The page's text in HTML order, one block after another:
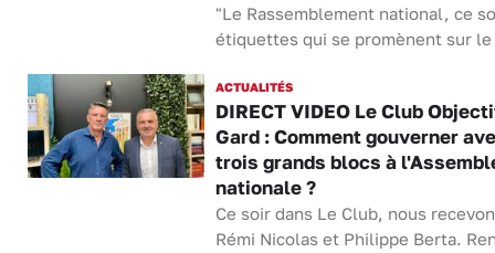
"Le Rassemblement national, ce
étiquettes qui se promènent sur
ACTUALITÉS
DIRECT VIDEO Le Club
Gard : Comment gouverner
trois grands blocs à
nationale ?
Ce soir dans Le Club, nous
Rémi Nicolas et Philippe Berta.